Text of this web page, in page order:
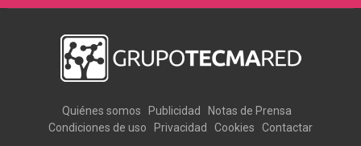
Quiénes somos Publicidad
Notas de Prensa
Condiciones de uso
Privacidad Cookies Contactar